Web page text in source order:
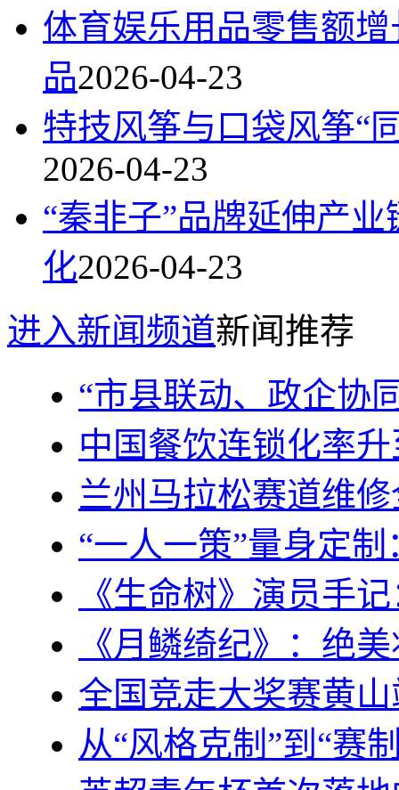
体育娱乐用品零售额
品2026-04-23
特技风筝与口袋风筝“
2026-04-23
“秦非子”品牌延伸产
化2026-04-23
进入新闻频道新闻推荐
“市县联动、政企协
中国餐饮连锁化率
兰州马拉松赛道维
“一人一策”量身定
《生命树》演员手
《月鳞绮纪》：绝
全国竞走大奖赛黄
从“风格克制”到“赛